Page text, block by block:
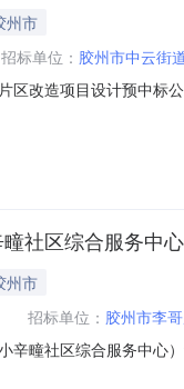
州市
招标单位： 胶州市中云街
区改造项目设计预中标
招标单位：青岛晟显
社区综合服务中
州市
招标单位： 胶州市李
辛疃社区综合服务中心